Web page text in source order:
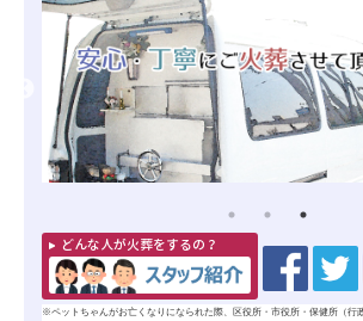
どんな人が火葬をするの？
※ペットちゃんがお亡くなりになられた際、区役所・市役所・保健所（行